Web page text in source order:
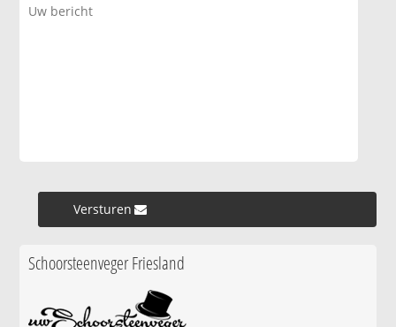
Versturen »
Schoorsteenveger Friesland